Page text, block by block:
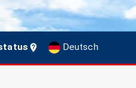
Deutsch